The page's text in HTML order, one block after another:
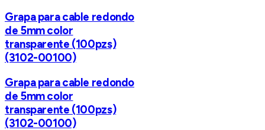
Grapa para cable redondo
de 5mm color
transparente (100pzs)
(3102-00100)
Grapa para cable redondo
de 5mm color
transparente (100pzs)
(3102-00100)